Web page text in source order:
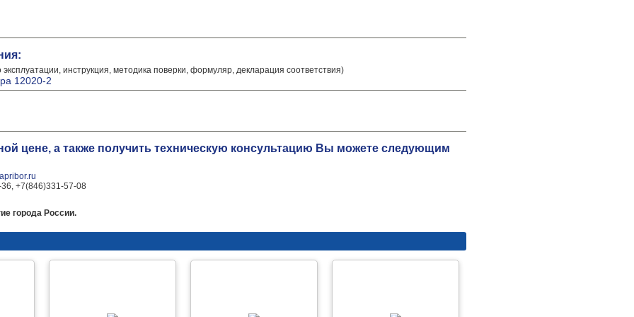
инструкция, методика поверки, формуляр, декларация соответствия)
12020-2
цене, а также получить техническую консультацию Вы можете следующим
+7(846)331-57-08
города России.